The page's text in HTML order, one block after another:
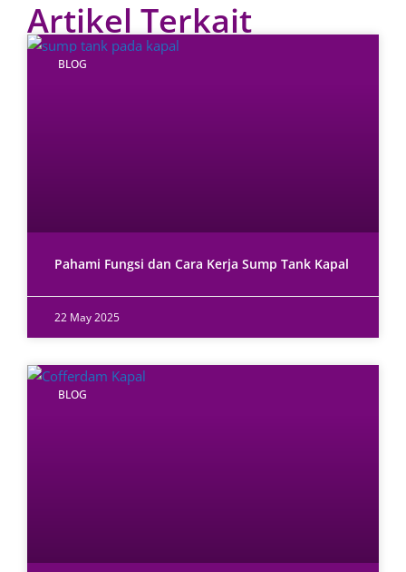
Artikel Terkait
BLOG
Pahami Fungsi dan Cara Kerja Sump Tank Kapal
22 May 2025
BLOG